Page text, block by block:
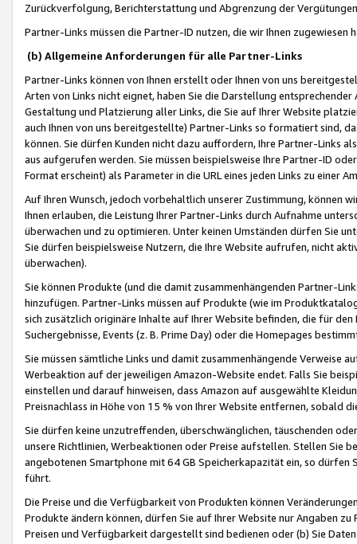
Zurückverfolgung, Berichterstattung und Abgrenzung der
Partner-Links müssen die Partner-ID nutzen, die wir Ihnen zugewiesen
(b) Allgemeine Anforderungen für alle Partner-Links
Partner-Links können von Ihnen erstellt oder Ihnen von uns
Arten von Links nicht eignet, haben Sie die Darstellung
Gestaltung und Platzierung aller Links, die Sie auf Ihrer Website
auch Ihnen von uns bereitgestellte) Partner-Links so formatiert sind,
können. Sie dürfen Kunden nicht dazu auffordern, Ihre Partner-Links
aus aufgerufen werden. Sie müssen beispielsweise Ihre Partner-ID
Format erscheint) als Parameter in die URL eines jeden Links zu einer
Auf Ihren Wunsch, jedoch vorbehaltlich unserer Zustimmung, können
Ihnen erlauben, die Leistung Ihrer Partner-Links durch Aufnahme
überwachen und zu optimieren. Unter keinen Umständen dürfen Sie
Sie dürfen beispielsweise Nutzern, die Ihre Website aufrufen, nicht
überwachen).
Sie können Produkte (und die damit zusammenhängenden Partner-
hinzufügen. Partner-Links müssen auf Produkte (wie im
sich zusätzlich originäre Inhalte auf Ihrer Website befinden, die für
Suchergebnisse, Events (z. B. Prime Day) oder die Homepages
Sie müssen sämtliche Links und damit zusammenhängende
Werbeaktion auf der jeweiligen Amazon-Website endet. Falls Sie
einstellen und darauf hinweisen, dass Amazon auf ausgewählte
Preisnachlass in Höhe von 15 % von Ihrer Website entfernen, sobald
Sie dürfen keine unzutreffenden, überschwänglichen, täuschenden
unsere Richtlinien, Werbeaktionen oder Preise aufstellen. Stellen Sie
angebotenen Smartphone mit 64 GB Speicherkapazität ein, so dürfen
führt.
Die Preise und die Verfügbarkeit von Produkten können
Produkte ändern können, dürfen Sie auf Ihrer Website nur Angaben
Preisen und Verfügbarkeit dargestellt sind bedienen oder (b) Sie